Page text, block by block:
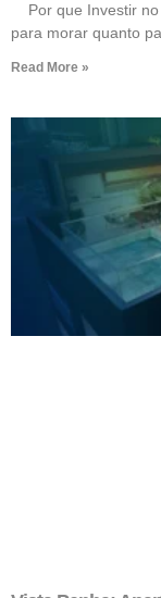
Por que Investir
para morar quanto
Read More »